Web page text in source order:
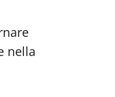
nella